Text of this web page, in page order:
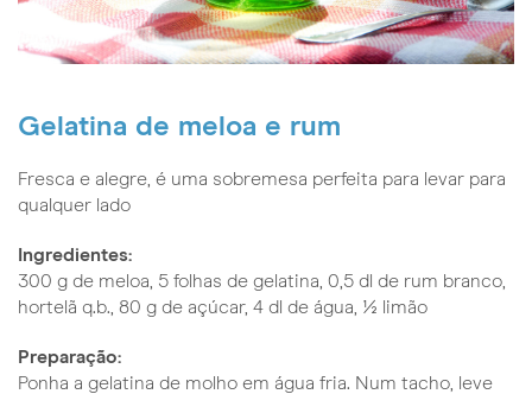
Gelatina de meloa e rum
Fresca e alegre, é uma sobremesa perfeita para levar para
qualquer lado
Ingredientes:
300 g de meloa, 5 folhas de gelatina, 0,5 dl de rum branco,
hortelã q.b., 80 g de açúcar, 4 dl de água, ½ limão
Preparação:
Ponha a gelatina de molho em água fria. Num tacho, leve